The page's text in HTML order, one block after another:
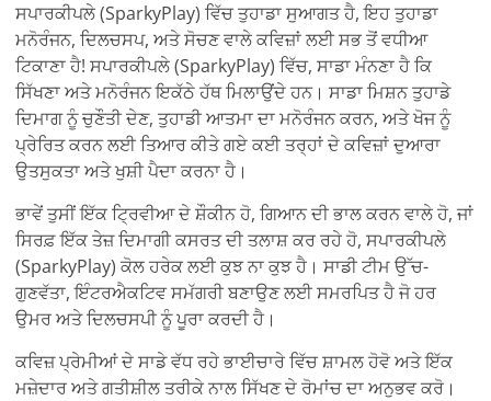
ਸਪਾਰਕੀਪਲੇ (SparkyPlay) ਵਿੱਚ ਤੁਹਾਡਾ ਸੁਆਗਤ ਹੈ, ਇਹ ਤੁਹਾਡਾ
ਮਨੋਰੰਜਨ, ਦਿਲਚਸਪ, ਅਤੇ ਸੋਚਣ ਵਾਲੇ ਕਵਿਜ਼ਾਂ ਲਈ ਸਭ ਤੋਂ ਵਧੀਆ
ਟਿਕਾਣਾ ਹੈ! ਸਪਾਰਕੀਪਲੇ (SparkyPlay) ਵਿੱਚ, ਸਾਡਾ ਮੰਨਣਾ ਹੈ ਕਿ
ਸਿੱਖਣਾ ਅਤੇ ਮਨੋਰੰਜਨ ਇਕੱਠੇ ਹੱਥ ਮਿਲਾਉਂਦੇ ਹਨ। ਸਾਡਾ ਮਿਸ਼ਨ ਤੁਹਾਡੇ
ਦਿਮਾਗ ਨੂੰ ਚੁਣੌਤੀ ਦੇਣ, ਤੁਹਾਡੀ ਆਤਮਾ ਦਾ ਮਨੋਰੰਜਨ ਕਰਨ, ਅਤੇ ਖੋਜ ਨੂੰ
ਪ੍ਰੇਰਿਤ ਕਰਨ ਲਈ ਤਿਆਰ ਕੀਤੇ ਗਏ ਕਈ ਤਰ੍ਹਾਂ ਦੇ ਕਵਿਜ਼ਾਂ ਦੁਆਰਾ
ਉਤਸੁਕਤਾ ਅਤੇ ਖੁਸ਼ੀ ਪੈਦਾ ਕਰਨਾ ਹੈ।
ਭਾਵੇਂ ਤੁਸੀਂ ਇੱਕ ਟ੍ਰਿਵੀਆ ਦੇ ਸ਼ੌਕੀਨ ਹੋ, ਗਿਆਨ ਦੀ ਭਾਲ ਕਰਨ ਵਾਲੇ ਹੋ, ਜਾਂ
ਸਿਰਫ਼ ਇੱਕ ਤੇਜ਼ ਦਿਮਾਗੀ ਕਸਰਤ ਦੀ ਤਲਾਸ਼ ਕਰ ਰਹੇ ਹੋ, ਸਪਾਰਕੀਪਲੇ
(SparkyPlay) ਕੋਲ ਹਰੇਕ ਲਈ ਕੁਝ ਨਾ ਕੁਝ ਹੈ। ਸਾਡੀ ਟੀਮ ਉੱਚ-
ਗੁਣਵੱਤਾ, ਇੰਟਰਐਕਟਿਵ ਸਮੱਗਰੀ ਬਣਾਉਣ ਲਈ ਸਮਰਪਿਤ ਹੈ ਜੋ ਹਰ
ਉਮਰ ਅਤੇ ਦਿਲਚਸਪੀ ਨੂੰ ਪੂਰਾ ਕਰਦੀ ਹੈ।
ਕਵਿਜ਼ ਪ੍ਰੇਮੀਆਂ ਦੇ ਸਾਡੇ ਵੱਧ ਰਹੇ ਭਾਈਚਾਰੇ ਵਿੱਚ ਸ਼ਾਮਲ ਹੋਵੋ ਅਤੇ ਇੱਕ
ਮਜ਼ੇਦਾਰ ਅਤੇ ਗਤੀਸ਼ੀਲ ਤਰੀਕੇ ਨਾਲ ਸਿੱਖਣ ਦੇ ਰੋਮਾਂਚ ਦਾ ਅਨੁਭਵ ਕਰੋ।